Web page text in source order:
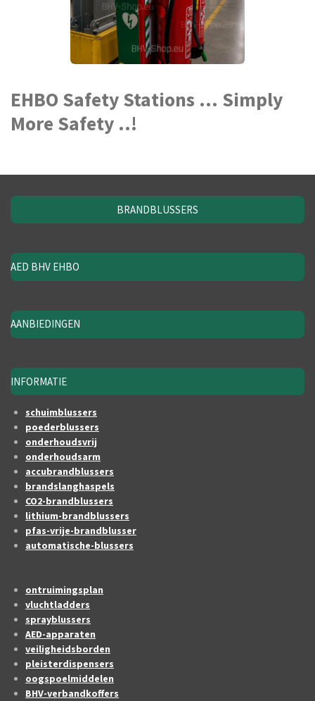
EHBO Safety Stations ... Simply
More Safety ..!
BRANDBLUSSERS
AED BHV EHBO
AANBIEDINGEN
INFORMATIE
schuimblussers
poederblussers
onderhoudsvrij
onderhoudsarm
accubrandblussers
brandslanghaspels
CO2-brandblussers
lithium-brandblussers
pfas-vrije-brandblusser
automatische-blussers
ontruimingsplan
vluchtladders
sprayblussers
AED-apparaten
veiligheidsborden
pleisterdispensers
oogspoelmiddelen
BHV-verbandkoffers